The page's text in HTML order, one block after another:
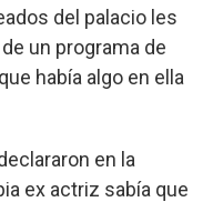
del palacio les
un programa de
había algo en ella
en la
ex actriz sabía que